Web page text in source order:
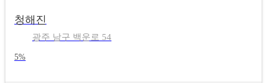
청해진
광주 남구 백운로 54
5%